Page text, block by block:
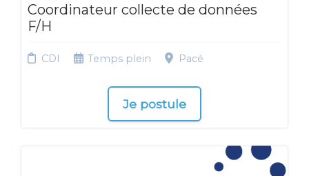
Coordinateur collecte de données
F/H
CDI Temps plein Pacé
Je postule